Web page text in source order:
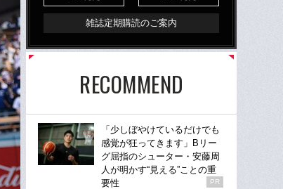
雑誌定期購読のご案内
RECOMMEND
「少しぼやけているだけでも
感覚が狂ってきます」Bリー
グ屈指のシューター・安藤周
人が明かす“見える”ことの重
要性
PR